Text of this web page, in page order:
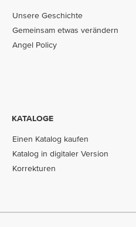
Unsere Geschichte
Gemeinsam etwas verändern
Angel Policy
KATALOGE
Einen Katalog kaufen
Katalog in digitaler Version
Korrekturen